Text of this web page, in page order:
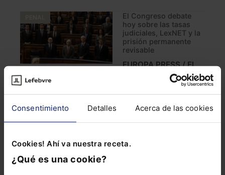
Consentimiento Detalles Acerca de las cookies
Cookies! Ahí va nuestra receta.
¿Qué es una cookie?
El Congreso debate
hoy sobre las tasas
judiciales, LexNET y la
prisión permanente
revisable
EUROPA PRESS / El
Los Administradores
para las comunidades
SECTOR JURÍDICO